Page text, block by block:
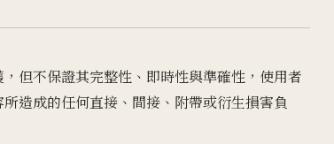
但不保證其完整性、即時性與準確性，使用者
造成的任何直接、間接、附帶或衍生損害負